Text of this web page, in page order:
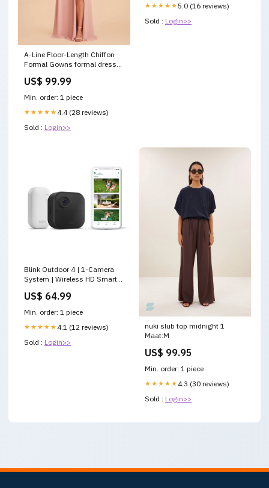
A-Line Floor-Length Chiffon
Formal Gowns formal dresses
Dress Color:Burgundy
US$ 99.99
Min. order: 1 piece
★★★★★ 4.4 (28 reviews)
Sold : Login>>
★★★★★5.0 (16 reviews)
Sold : Login>>
Blink Outdoor 4 | 1-Camera
System | Wireless HD Smart
Battery Life Model_Studio
Buds
US$ 64.99
Min. order: 1 piece
★★★★★ 4.1 (12 reviews)
Sold : Login>>
nuki slub top midnight 1
Maat:M
US$ 99.95
Min. order: 1 piece
★★★★★ 4.3 (30 reviews)
Sold : Login>>